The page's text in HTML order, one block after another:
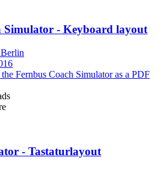
Simulator - Keyboard layout
Fernbus Coach Simulator as a PDF
- Tastaturlayout